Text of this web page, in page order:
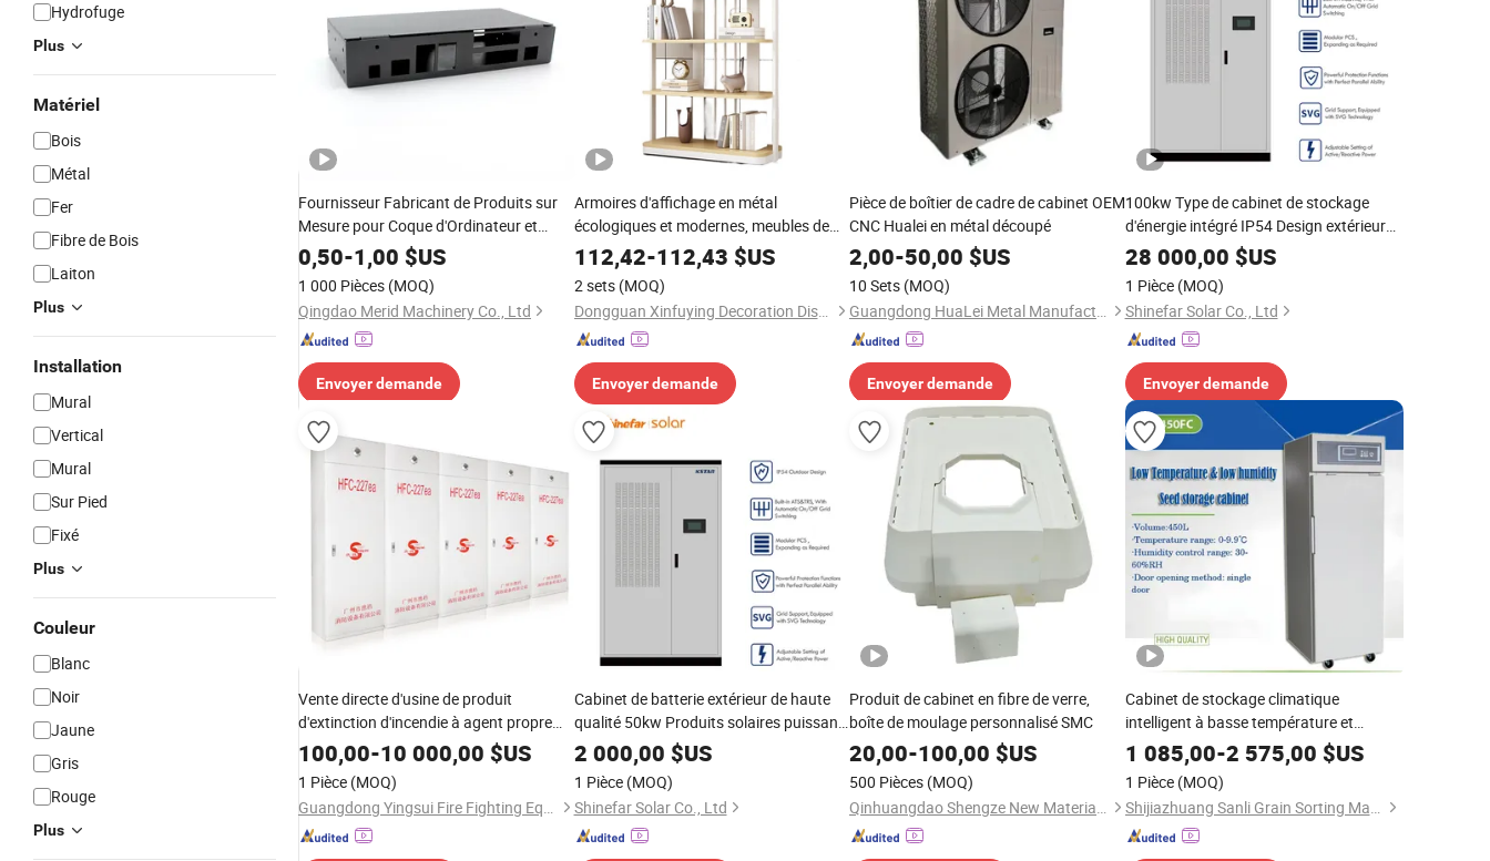
Hydrofuge
Plus
Matériel
Bois
Métal
Fer
Fibre de Bois
Laiton
Plus
Installation
Mural
Vertical
Mural
Sur Pied
Fixé
Plus
Couleur
Blanc
Noir
Jaune
Gris
Rouge
Plus
Fournisseur Fabricant de Produits sur
Mesure pour Coque d'Ordinateur et
Armoire d'Ordinateur
0,50-1,00 $US
1 000 Pièces (MOQ)
Qingdao Merid Machinery Co., Ltd
Envoyer demande
Armoires d'affichage en métal
écologiques et modernes, meubles de
bureau multifonctionnels, supports
légers pour documents, sur pied
112,42-112,43 $US
2 sets (MOQ)
Dongguan Xinfuying Decoration Display Technology Co., Ltd.
Envoyer demande
Pièce de boîtier de cadre de cabinet OEM
CNC Hualei en métal découpé
2,00-50,00 $US
10 Sets (MOQ)
Guangdong HuaLei Metal Manufacturing Co., Ltd
Envoyer demande
100kw Type de cabinet de stockage
d'énergie intégré IP54 Design extérieur
de produits solaires puissants
28 000,00 $US
1 Pièce (MOQ)
Shinefar Solar Co., Ltd
Envoyer demande
Vente directe d'usine de produit
d'extinction d'incendie à agent propre
FM-200
100,00-10 000,00 $US
1 Pièce (MOQ)
Guangdong Yingsui Fire Fighting Equipment Co., Ltd.
Cabinet de batterie extérieur de haute
qualité 50kw Produits solaires puissants
IP54
2 000,00 $US
1 Pièce (MOQ)
Shinefar Solar Co., Ltd
Produit de cabinet en fibre de verre,
boîte de moulage personnalisé SMC
20,00-100,00 $US
500 Pièces (MOQ)
Qinhuangdao Shengze New Material Technology Co., Ltd.
Cabinet de stockage climatique
intelligent à basse température et
humidité pour produits agricoles
1 085,00-2 575,00 $US
1 Pièce (MOQ)
Shijiazhuang Sanli Grain Sorting Machinery Co., Ltd.